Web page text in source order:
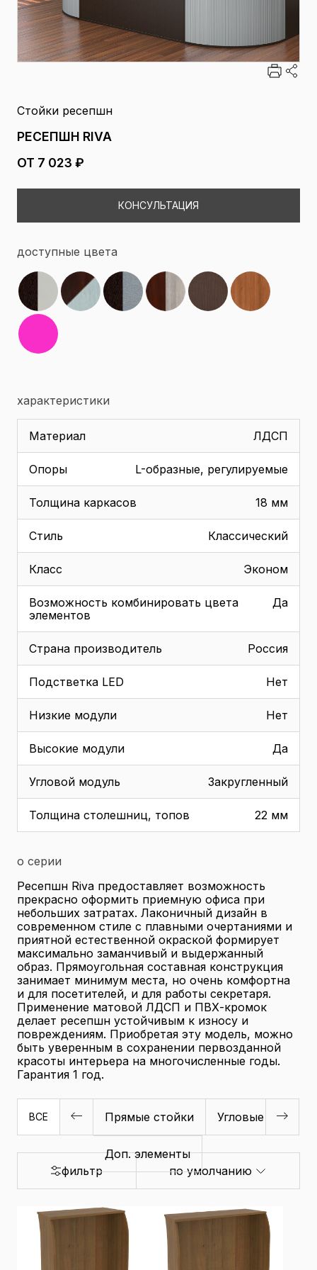
Стойки ресепшн
РЕСЕПШН RIVA
ОТ 7 023 ₽
КОНСУЛЬТАЦИЯ
доступные цвета
характеристики
Материал ЛДСП
Опоры L-образные, регулируемые
Толщина каркасов 18 мм
Стиль Классический
Класс Эконом
Возможность комбинировать цвета
элементов
Да
Страна производитель Россия
Подстветка LED Нет
Низкие модули Нет
Высокие модули Да
Угловой модуль Закругленный
Толщина столешниц, топов 22 мм
о серии
Ресепшн Riva предоставляет возможность
прекрасно оформить приемную офиса при
небольших затратах. Лаконичный дизайн в
современном стиле с плавными очертаниями и
приятной естественной окраской формирует
максимально заманчивый и выдержанный
образ. Прямоугольная составная конструкция
занимает минимум места, но очень комфортна
и для посетителей, и для работы секретаря.
Применение матовой ЛДСП и ПВХ-кромок
делает ресепшн устойчивым к износу и
повреждениям. Приобретая эту модель, можно
быть уверенным в сохранении первозданной
красоты интерьера на многочисленные годы.
Гарантия 1 год.
ВСЕ Прямые стойки Угловые стойки
Доп. элементы
фильтр
по умолчанию